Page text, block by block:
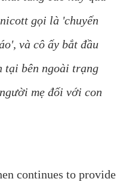
gọi là 'chuyến
và cô ấy bắt đầu
tại bên ngoài trạng
mẹ đối với con
continues to provide